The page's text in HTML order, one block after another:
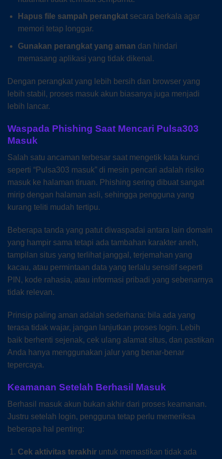
Hapus file sampah perangkatsecara berkala agar
memori tetap longgar.
Gunakan perangkat yang aman dan hindari
memasang aplikasi yang tidak dikenal.
Dengan perangkat yang lebih bersih dan browser yang
lebih stabil, proses masuk akun biasanya juga menjadi
lebih lancar.
Waspada Phishing Saat Mencari Pulsa303
Masuk
Salah satu ancaman terbesar saat mengetik kata kunci
seperti “Pulsa303 masuk” di mesin pencari adalah risiko
masuk ke halaman tiruan. Phishing sering dibuat sangat
mirip dengan halaman asli, sehingga pengguna yang
kurang teliti mudah tertipu.
Beberapa tanda yang patut diwaspadai antara lain domain
yang hampir sama tetapi ada tambahan karakter aneh,
tampilan situs yang terlihat janggal, terjemahan yang
kacau, atau permintaan data yang terlalu sensitif seperti
PIN, kode rahasia, atau informasi pribadi yang sebenarnya
tidak relevan.
Prinsip paling aman adalah sederhana: bila ada yang
terasa tidak wajar, jangan lanjutkan proses login. Lebih
baik berhenti sejenak, cek ulang alamat situs, dan pastikan
Anda hanya menggunakan jalur yang benar-benar
tepercaya.
Keamanan Setelah Berhasil Masuk
Berhasil masuk akun bukan akhir dari proses keamanan.
Justru setelah login, pengguna tetap perlu memeriksa
beberapa hal penting:
Cek aktivitas terakhiruntuk memastikan tidak ada